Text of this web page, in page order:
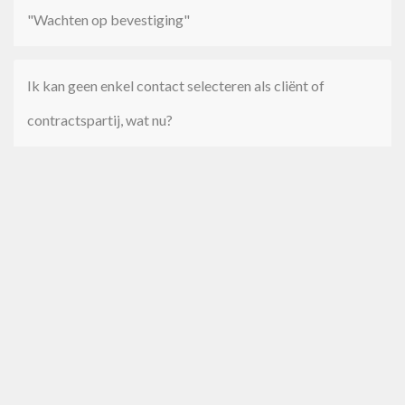
"Wachten op bevestiging"
Ik kan geen enkel contact selecteren als cliënt of
contractspartij, wat nu?